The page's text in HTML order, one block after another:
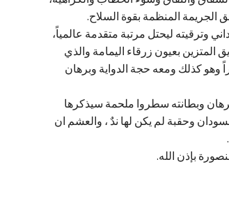
الجريمة المنظمة بقوة السلاح.
وترقيته ليحتل مرتبة متقدمة عالمياً،
المتزين بعيون زرقاء اليمامة والذي
وهو كذلك ومعه حجة الدواية وبرهان
وبطانته سطروا ملحمة سيذكرها
وحقبة لم يكن لها ندٌ ، والعشم ان
بإذن الله.